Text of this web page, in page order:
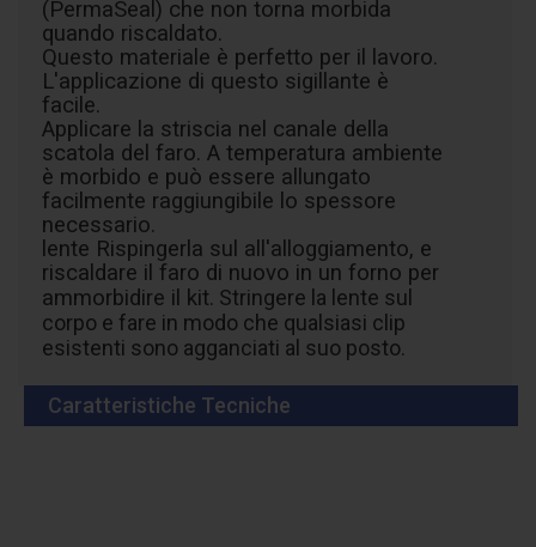
(PermaSeal) che non torna morbida
quando riscaldato.
Questo materiale è perfetto per il lavoro.
L'applicazione di questo sigillante è
facile.
Applicare la striscia nel canale della
scatola del faro. A temperatura ambiente
è morbido e può essere allungato
facilmente raggiungibile lo spessore
necessario.
lente Rispingerla sul all'alloggiamento, e
riscaldare il faro di nuovo in un forno per
ammorbidire il kit. Stringere la lente sul
corpo e fare in modo che qualsiasi clip
esistenti sono agganciati al suo posto.
Caratteristiche Tecniche